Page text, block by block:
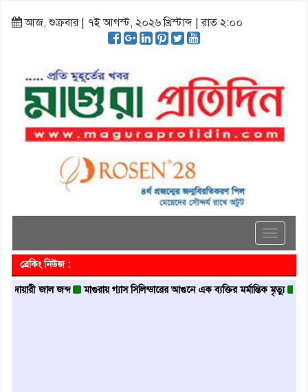
আজ, শুক্রবার | ৭ই আগস্ট, ২০২৬ খ্রিস্টাব্দ | রাত ২:০০
Toggle
ব্রেকিং নিউজ :
জাল জব্দ মাগুরায় গ্যাস সিলিন্ডারের আগুনে এক ব্যক্তির মর্মান্তিক মৃত্যু দেশজুড়ে